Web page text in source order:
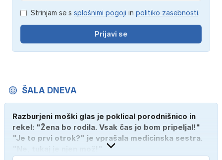
Strinjam se s splošnimi pogoji in politiko zasebnosti.
Prijavi se
ŠALA DNEVA
Razburjeni moški glas je poklical porodnišnico in
rekel: "Žena bo rodila. Vsak čas jo bom pripeljal!"
"Je to prvi otrok?" je vprašala medicinska sestra.